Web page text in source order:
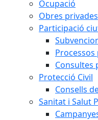
Ocupació
Obres privades
Participació
Consultes
Protecció Civil
Consells
Sanitat i Salut